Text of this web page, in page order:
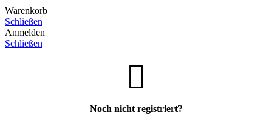
Warenkorb
Schließen
Anmelden
Schließen
Noch nicht registriert?